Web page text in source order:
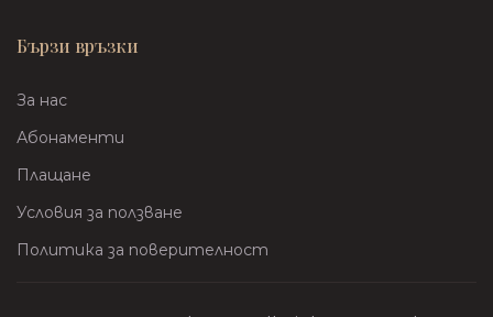
Бързи връзки
За нас
Абонаменти
Плащане
Условия за ползване
Политика за поверителност